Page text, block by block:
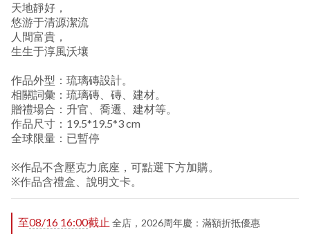
天地靜好，
悠游于清源潔流
人間富貴，
生生于淳風沃壤
作品外型：琉璃磚設計。
相關詞彙：琉璃磚、磚、建材。
贈禮場合：升官、喬遷、建材等。
作品尺寸：19.5*19.5*3 cm
全球限量：已暫停
※作品不含壓克力底座，可點選下方加購。
※作品含禮盒、說明文卡。
至08/16 16:00截止 全店，2026周年慶：滿額折抵優惠